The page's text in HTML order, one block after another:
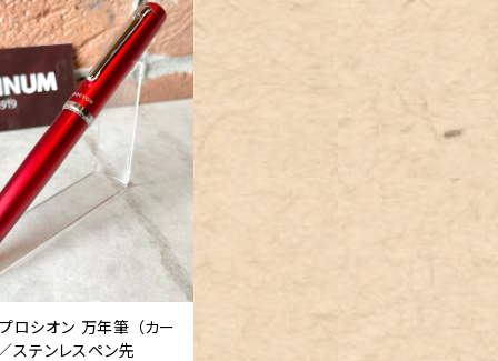
ロシオン 万年筆 （カー
／ステンレスペン先